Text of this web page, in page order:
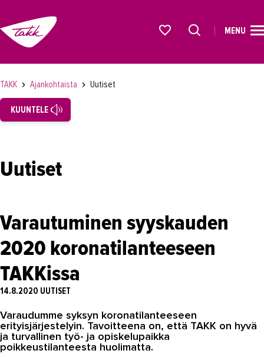
OPISKELIJAKSI
YRITYKSILLE
AJANKOHTAISTA
Uutiset
Loistoduuni
Asiakaslehti Sauma
Blogi
OMA TAKK
YHTEYSTIEDOT
MENU
TAKK Ajankohtaista Uutiset
KUUNTELE
Uutiset
Varautuminen syyskauden
2020 koronatilanteeseen
TAKKissa
14.8.2020 UUTISET
Varaudumme syksyn koronatilanteeseen
erityisjärjestelyin. Tavoitteena on, että TAKK on hyvä
ja turvallinen työ- ja opiskelupaikka
poikkeustilanteesta huolimatta.